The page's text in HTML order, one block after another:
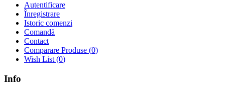
Autentificare
Înregistrare
Istoric comenzi
Comandă
Contact
Comparare Produse (0)
Wish List (0)
Info